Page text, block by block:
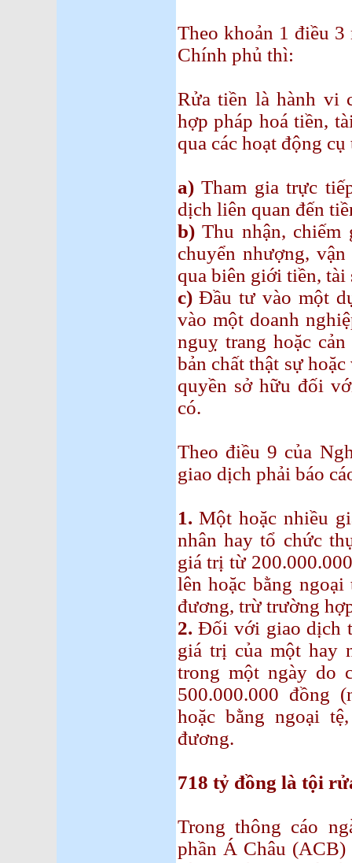
Theo khoản 1 điều
Chính phủ thì:
Rửa tiền là hành vi
hợp pháp hoá tiền,
qua các hoạt động cụ
a)Tham gia trực
dịch liên quan đến
b)Thu nhận, chiếm
chuyển nhượng,
qua biên giới tiền, tài
c)Đầu tư vào một
vào một doanh
nguỵ trang hoặc
bản chất thật sự
quyền sở hữu đối
có.
Theo điều 9 của
giao dịch phải báo
1. Một hoặc nhiều
nhân hay tổ chức
giá trị từ
lên hoặc bằng
đương, trừ trường
2. Đối với giao dịch
giá trị của một hay
trong một ngày do
500.000.000 đồng
hoặc bằng ngoại
đương.
718 tỷ đồng là tội
Trong thông cáo
phần Á Châu (ACB)